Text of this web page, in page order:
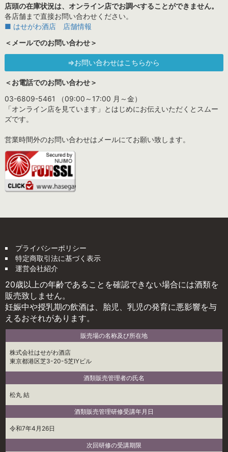
店頭の在庫状況は、オンライン店でお調べすることができません。
各店舗まで直接お問い合わせください。
■ はせがわ酒店 店舗情報
＜メールでのお問い合わせ＞
⇒お問い合わせはこちらから
＜お電話でのお問い合わせ＞
03-6809-5461 （09:00～17:00 月～金）
「オンライン店を見ています」とはじめにお伝えいただくとスムー
ズです。
営業時間外のお問い合わせはメールにてお願い致します。
プライバシーポリシー
特定商取引法に基づく表示
運営会社紹介
20歳以上の年齢であることを確認できない場合には酒類を
販売致しません。
妊娠中や授乳期の飲酒は、胎児、乳児の発育に悪影響を与
えるおそれがあります。
販売場の名称及び所在地
株式会社はせがわ酒店
東京都港区芝3-20-5芝IYビル
酒類販売管理者の氏名
松丸 結
酒類販売管理研修受講年月日
令和7年4月26日
次回研修の受講期限